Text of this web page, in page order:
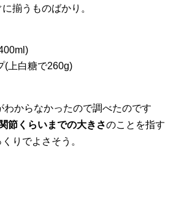
揃うものばかり。
(上白糖で260g)
わからなかったので調べたのです
節くらいまでの大きさのことを指す
りでよさそう。